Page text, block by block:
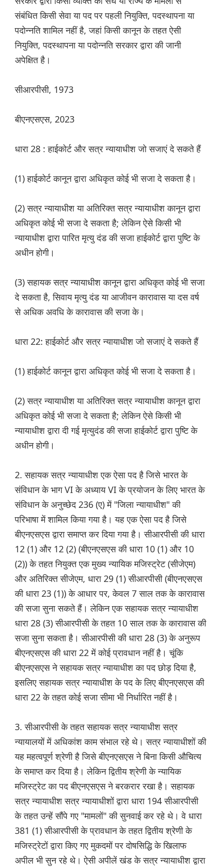
संबंधित किसी सेवा या पद पर पहली नियुक्ति, पदस्थापना या
पदोन्नति शामिल नहीं है, जहां किसी कानून के तहत ऐसी
नियुक्ति, पदस्थापना या पदोन्नति सरकार द्वारा की जानी
अपेक्षित है।
सीआरपीसी, 1973
बीएनएसएस, 2023
धारा 28 : हाईकोर्ट और सत्र न्यायाधीश जो सजाएं दे सकते हैं
(1) हाईकोर्ट कानून द्वारा अधिकृत कोई भी सजा दे सकता है।
(2) सत्र न्यायाधीश या अतिरिक्त सत्र न्यायाधीश कानून द्वारा
अधिकृत कोई भी सजा दे सकता है; लेकिन ऐसे किसी भी
न्यायाधीश द्वारा पारित मृत्यु दंड की सजा हाईकोर्ट द्वारा पुष्टि के
अधीन होगी।
(3) सहायक सत्र न्यायाधीश कानून द्वारा अधिकृत कोई भी सजा
दे सकता है, सिवाय मृत्यु दंड या आजीवन कारावास या दस वर्ष
से अधिक अवधि के कारावास की सजा के।
धारा 22: हाईकोर्ट और सत्र न्यायाधीश जो सजाएं दे सकते हैं
(1) हाईकोर्ट कानून द्वारा अधिकृत कोई भी सजा दे सकता है।
(2) सत्र न्यायाधीश या अतिरिक्त सत्र न्यायाधीश कानून द्वारा
अधिकृत कोई भी सजा दे सकता है; लेकिन ऐसे किसी भी
न्यायाधीश द्वारा दी गई मृत्युदंड की सजा हाईकोर्ट द्वारा पुष्टि के
अधीन होगी।
2. सहायक सत्र न्यायाधीश एक ऐसा पद है जिसे भारत के
संविधान के भाग VI के अध्याय VI के प्रयोजन के लिए भारत के
संविधान के अनुच्छेद 236 (ए) में "जिला न्यायाधीश" की
परिभाषा में शामिल किया गया है। यह एक ऐसा पद है जिसे
बीएनएसएस द्वारा समाप्त कर दिया गया है। सीआरपीसी की धारा
12 (1) और 12 (2) (बीएनएसएस की धारा 10 (1) और 10
(2)) के तहत नियुक्त एक मुख्य न्यायिक मजिस्ट्रेट (सीजेएम)
और अतिरिक्त सीजेएम, धारा 29 (1) सीआरपीसी (बीएनएसएस
की धारा 23 (1)) के आधार पर, केवल 7 साल तक के कारावास
की सजा सुना सकते हैं। लेकिन एक सहायक सत्र न्यायाधीश
धारा 28 (3) सीआरपीसी के तहत 10 साल तक के कारावास की
सजा सुना सकता है। सीआरपीसी की धारा 28 (3) के अनुरूप
बीएनएसएस की धारा 22 में कोई प्रावधान नहीं है। चूंकि
बीएनएसएस ने सहायक सत्र न्यायाधीश का पद छोड़ दिया है,
इसलिए सहायक सत्र न्यायाधीश के पद के लिए बीएनएसएस की
धारा 22 के तहत कोई सजा सीमा भी निर्धारित नहीं है।
3. सीआरपीसी के तहत सहायक सत्र न्यायाधीश सत्र
न्यायालयों में अधिकांश काम संभाल रहे थे। सत्र न्यायाधीशों की
यह महत्वपूर्ण श्रेणी है जिसे बीएनएसएस ने बिना किसी औचित्य
के समाप्त कर दिया है। लेकिन द्वितीय श्रेणी के न्यायिक
मजिस्ट्रेट का पद बीएनएसएस ने बरकरार रखा है। सहायक
सत्र न्यायाधीश सत्र न्यायाधीशों द्वारा धारा 194 सीआरपीसी
के तहत उन्हें सौंपे गए "मामलों" की सुनवाई कर रहे थे। वे धारा
381 (1) सीआरपीसी के प्रावधान के तहत द्वितीय श्रेणी के
मजिस्ट्रेटों द्वारा किए गए मुकदमों पर दोषसिद्धि के खिलाफ
अपील भी सुन रहे थे। ऐसी अपीलें खंड के सत्र न्यायाधीश द्वारा